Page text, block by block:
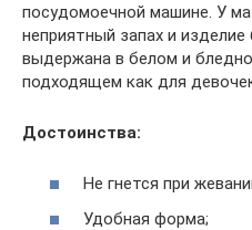
посудомоечной машине. У
неприятный запах и
выдержана в белом и
подходящем как для
Достоинства:
Не гнется при
Удобная форма;